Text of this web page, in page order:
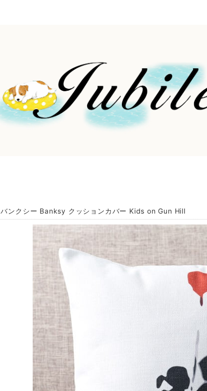
バンクシー Banksy クッションカバー Kids on Gun Hill